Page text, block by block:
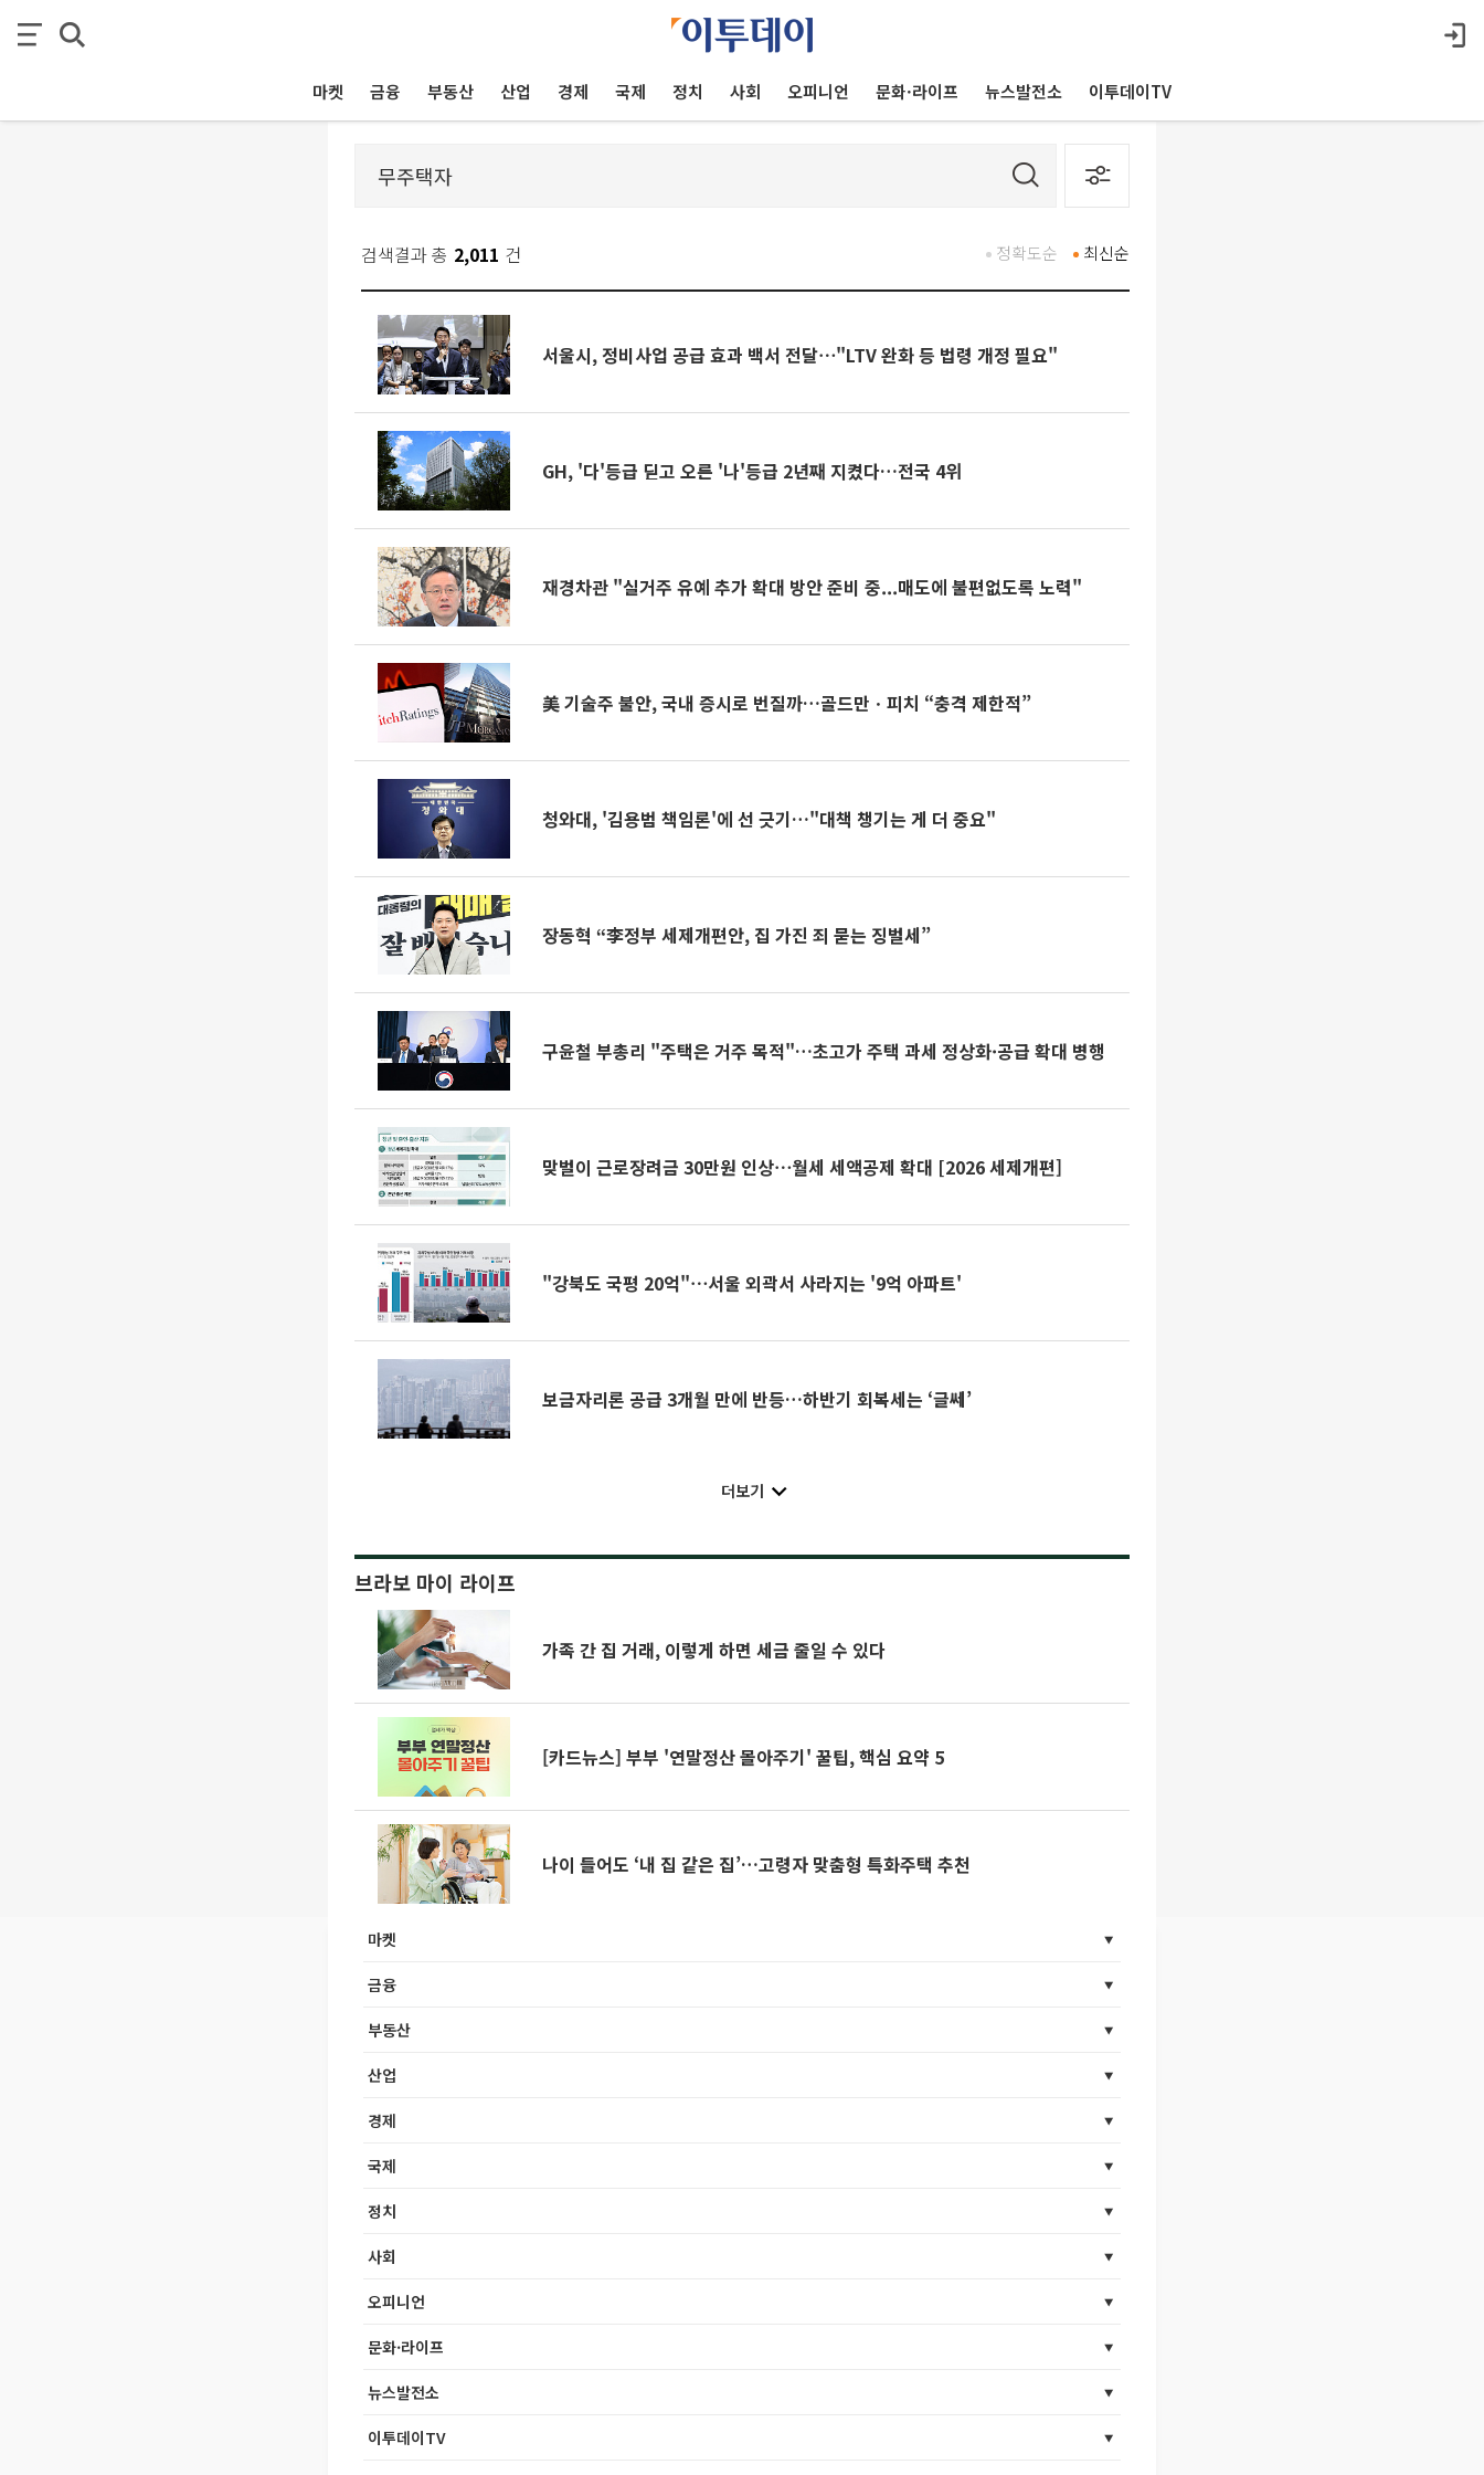
마켓 금융 부동산 산업 경제 국제 정치 사회 오피니언 문화·라이프 뉴스발전소 이투데이TV
검색결과 총 2,011 건 최신순
정확도순
서울시, 정비사업 공급 효과 백서 전달⋯"LTV 완화 등 법령 개정 필요"
GH, '다'등급 딛고 오른 '나'등급 2년째 지켰다…전국 4위
재경차관 "실거주 유예 추가 확대 방안 준비 중...매도에 불편없도록 노력"
美 기술주 불안, 국내 증시로 번질까…골드만ㆍ피치 “충격 제한적”
청와대, '김용범 책임론'에 선 긋기…"대책 챙기는 게 더 중요"
장동혁 “李정부 세제개편안, 집 가진 죄 묻는 징벌세”
구윤철 부총리 "주택은 거주 목적"…초고가 주택 과세 정상화·공급 확대 병행
맞벌이 근로장려금 30만원 인상⋯월세 세액공제 확대 [2026 세제개편]
"강북도 국평 20억"⋯서울 외곽서 사라지는 '9억 아파트'
보금자리론 공급 3개월 만에 반등…하반기 회복세는 ‘글쎄’
더보기
브라보 마이 라이프
가족 간 집 거래, 이렇게 하면 세금 줄일 수 있다
[카드뉴스] 부부 '연말정산 몰아주기' 꿀팁, 핵심 요약 5
나이 들어도 ‘내 집 같은 집’…고령자 맞춤형 특화주택 추천
마켓
금융
부동산
산업
경제
국제
정치
사회
오피니언
문화·라이프
뉴스발전소
이투데이TV